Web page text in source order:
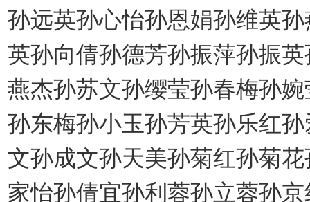
孙远英孙心怡孙恩娟孙维英
英孙向倩孙德芳孙振萍孙振
燕杰孙苏文孙缨莹孙春梅孙
孙东梅孙小玉孙芳英孙乐红
文孙成文孙天美孙菊红孙菊
家怡孙倩宜孙利蓉孙立蓉孙